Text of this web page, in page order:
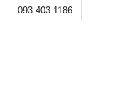
093 403 1186